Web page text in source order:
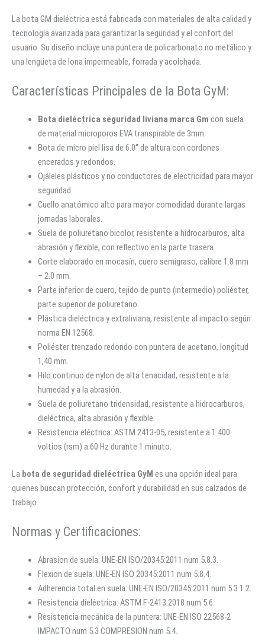
La bota GM dieléctrica está fabricada con materiales de alta calidad y
tecnología avanzada para garantizar la seguridad y el confort del
usuario. Su diseño incluye una puntera de policarbonato no metálico y
una lengüeta de lona impermeable, forrada y acolchada.
Características Principales de la Bota GyM:
Bota dieléctrica seguridad liviana marca Gm con suela
de material microporos EVA transpirable de 3mm.
Bota de micro piel lisa de 6.0″ de altura con cordones
encerados y redondos.
Ojáleles plásticos y no conductores de electricidad para mayor
seguridad.
Cuello anatómico alto para mayor comodidad durante largas
jornadas laborales.
Suela de poliuretano bicolor, resistente a hidrocarburos, alta
abrasión y flexible, con reflectivo en la parte trasera.
Corte elaborado en mocasín, cuero semigraso, calibre 1.8 mm
– 2.0 mm.
Parte inferior de cuero, tejido de punto (intermedio) poliéster,
parte superior de poliuretano.
Plástica dieléctrica y extraliviana, resistente al impacto según
norma EN 12568.
Poliéster trenzado redondo con puntera de acetano, longitud
1,40 mm.
Hilo continuo de nylon de alta tenacidad, resistente a la
humedad y a la abrasión.
Suela de poliuretano tridensidad, resistente a hidrocarburos,
dieléctrica, alta abrasión y flexible.
Resistencia eléctrica: ASTM 2413-05, resistente a 1.400
voltios (rsm) a 60 Hz durante 1 minuto.
La bota de seguridad dieléctrica GyM es una opción ideal para
quienes buscan protección, confort y durabilidad en sus calzados de
trabajo.
Normas y Certificaciones:
Abrasion de suela: UNE-EN ISO/20345:2011 num 5.8.3.
Flexion de suela: UNE-EN ISO 20345:2011 num 5.8.4.
Adherencia total en suela: UNE-EN ISO/20345:2011 num 5.3.1.2.
Resistencia dieléctrica: ASTM F-2413:2018 num 5.6.
Resistencia mecánica de la puntera: UNE-EN ISO 22568-2
IMPACTO num 5.3 COMPRESION num 5.4.